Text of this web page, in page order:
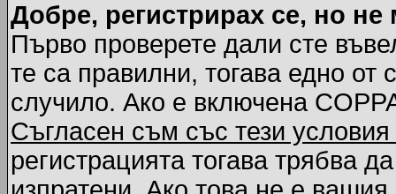
Добре, регистрирах се, но не
Първо проверете дали сте
те са правилни, тогава едно
случило. Ако е включена
Съгласен съм със тези
регистрацията тогава трябва